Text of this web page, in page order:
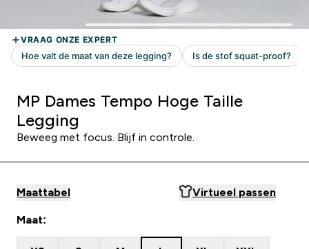
MP Dames Tempo Hoge Taille
Legging
Beweeg met focus. Blijf in controle.
Maattabel Virtueel passen
Maat: